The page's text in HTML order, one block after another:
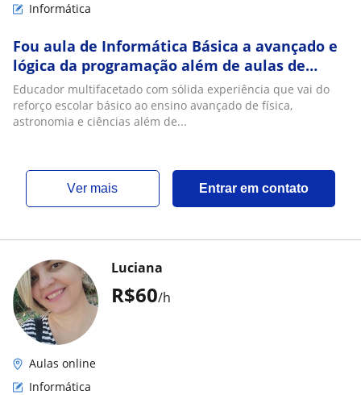
Informática
Fou aula de Informática Básica a avançado e
lógica da programação além de aulas de
reforço escolar
Educador multifacetado com sólida experiência que vai do
reforço escolar básico ao ensino avançado de física,
astronomia e ciências além de...
ver mais Entrar em contato
R$60/h
Luciana
Aulas online
Informática